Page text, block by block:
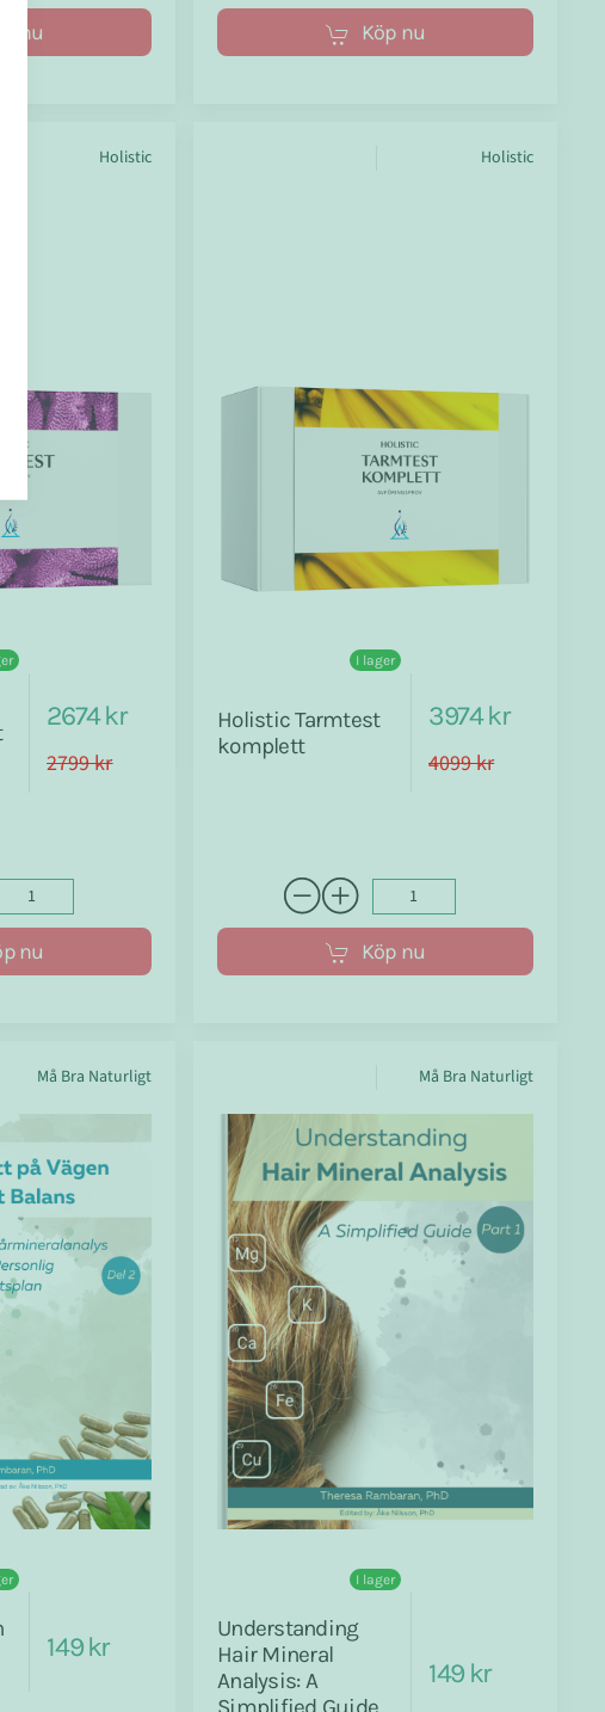
nu Köp nu
Holistic
2674 kr
2799 kr
nu
Holistic
I lager
Holistic Tarmtest
komplett
3974 kr
4099 kr
Köp nu
Må Bra Naturligt
149 kr
Må Bra Naturligt
I lager
Understanding
Hair Mineral
Analysis: A
149 kr